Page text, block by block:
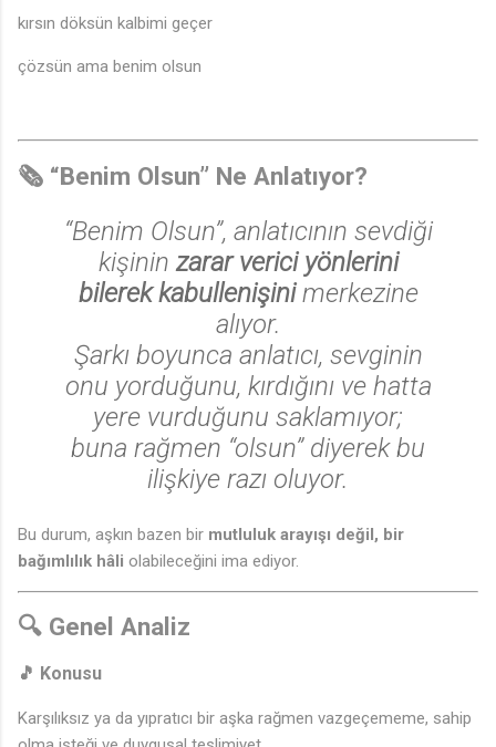
kırsın döksün kalbimi geçer
çözsün ama benim olsun
🗞️ “Benim Olsun” Ne Anlatıyor?
“Benim Olsun”, anlatıcının sevdiği
kişinin zarar verici yönlerini
bilerek kabullenişinimerkezine
alıyor.
Şarkı boyunca anlatıcı, sevginin
onu yorduğunu, kırdığını ve hatta
yere vurduğunu saklamıyor;
buna rağmen “olsun” diyerek bu
ilişkiye razı oluyor.
Bu durum, aşkın bazen bir mutluluk arayışı değil, bir
bağımlılık hâli olabileceğini ima ediyor.
🔍 Genel Analiz
🎵 Konusu
Karşılıksız ya da yıpratıcı bir aşka rağmen vazgeçememe, sahip